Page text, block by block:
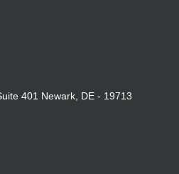
401 Newark, DE - 19713